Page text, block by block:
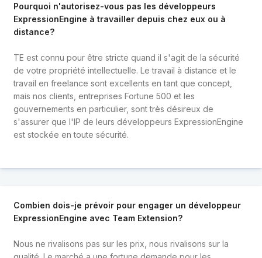
Pourquoi n'autorisez-vous pas les développeurs
ExpressionEngine à travailler depuis chez eux ou à
distance?
TE est connu pour être stricte quand il s'agit de la sécurité
de votre propriété intellectuelle. Le travail à distance et le
travail en freelance sont excellents en tant que concept,
mais nos clients, entreprises Fortune 500 et les
gouvernements en particulier, sont très désireux de
s'assurer que l'IP de leurs développeurs ExpressionEngine
est stockée en toute sécurité.
Combien dois-je prévoir pour engager un développeur
ExpressionEngine avec Team Extension?
Nous ne rivalisons pas sur les prix, nous rivalisons sur la